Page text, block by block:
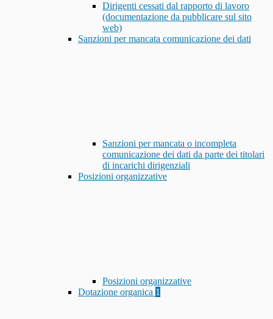
Dirigenti cessati dal rapporto di lavoro
(documentazione da pubblicare sul sito
web)
Sanzioni per mancata comunicazione dei dati
Sanzioni per mancata o incompleta
comunicazione dei dati da parte dei titolari
di incarichi dirigenziali
Posizioni organizzative
Posizioni organizzative
Dotazione organica 1